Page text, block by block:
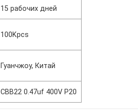
15 рабочих дней
100Kpcs
Гуанчжоу, Китай
CBB22 0.47uf 400V P20